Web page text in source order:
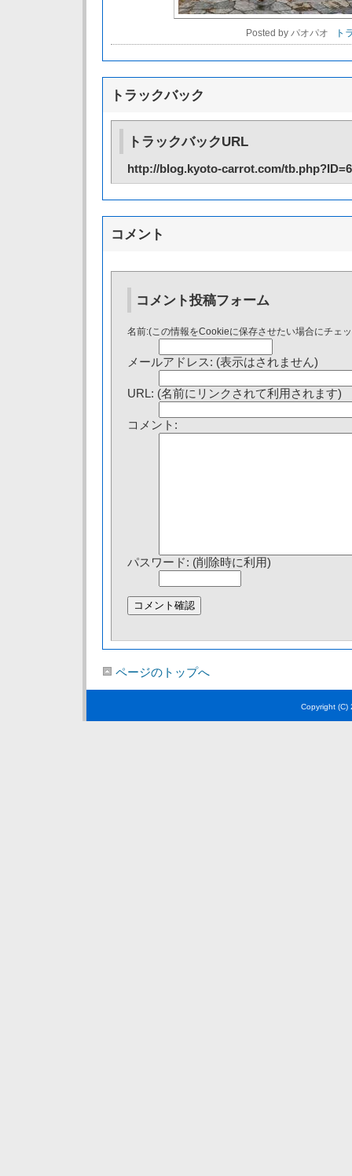
Posted by パオパオ ト
トラックバック
トラックバックURL
http://blog.kyoto-carrot.com/
コメント
コメント投稿フォーム
名前:(この情報をCookieに保存させたい場合にチェ
メールアドレス: (表示はされません)
URL: (名前にリンクされて利用されます)
コメント:
パスワード: (削除時に利用)
ページのトップへ
Copyright